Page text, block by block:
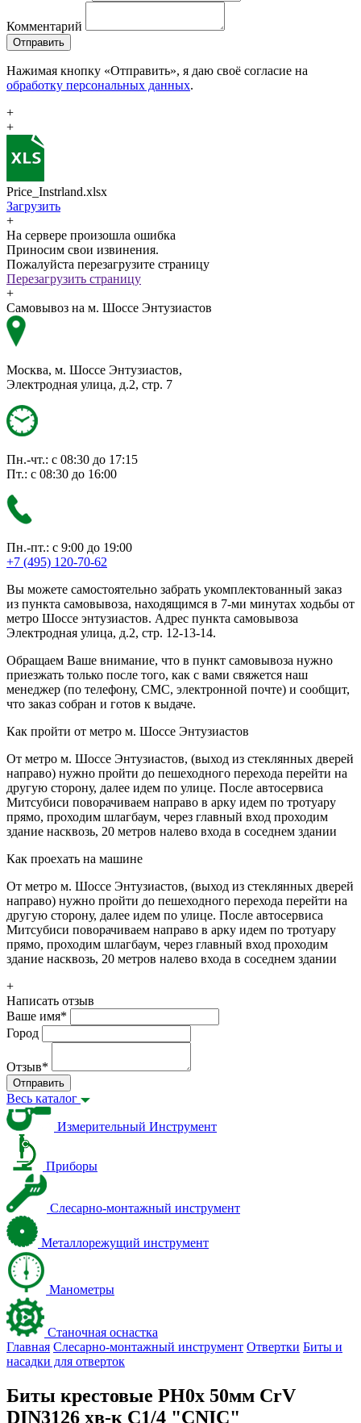
Комментарий
Отправить
Нажимая кнопку «Отправить», я даю своё согласие на
обработку персональных данных.
+
+
Price_Instrland.xlsx
Загрузить
+
На сервере произошла ошибка
Приносим свои извинения.
Пожалуйста перезагрузите страницу
Перезагрузить страницу
+
Самовывоз на м. Шоссе Энтузиастов
Москва, м. Шоссе Энтузиастов,
Электродная улица, д.2, стр. 7
Пн.-чт.: с 08:30 до 17:15
Пт.: с 08:30 до 16:00
Пн.-пт.: с 9:00 до 19:00
+7 (495) 120-70-62
Вы можете самостоятельно забрать укомплектованный заказ
из пункта самовывоза, находящимся в 7-ми минутах ходьбы от
метро Шоссе энтузиастов. Адрес пункта самовывоза
Электродная улица, д.2, стр. 12-13-14.
Обращаем Ваше внимание, что в пункт самовывоза нужно
приезжать только после того, как с вами свяжется наш
менеджер (по телефону, СМС, электронной почте) и сообщит,
что заказ собран и готов к выдаче.
Как пройти от метро м. Шоссе Энтузиастов
От метро м. Шоссе Энтузиастов, (выход из стеклянных дверей
направо) нужно пройти до пешеходного перехода перейти на
другую сторону, далее идем по улице. После автосервиса
Митсубиси поворачиваем направо в арку идем по тротуару
прямо, проходим шлагбаум, через главный вход проходим
здание насквозь, 20 метров налево входа в соседнем здании
Как проехать на машине
От метро м. Шоссе Энтузиастов, (выход из стеклянных дверей
направо) нужно пройти до пешеходного перехода перейти на
другую сторону, далее идем по улице. После автосервиса
Митсубиси поворачиваем направо в арку идем по тротуару
прямо, проходим шлагбаум, через главный вход проходим
здание насквозь, 20 метров налево входа в соседнем здании
+
Написать отзыв
Ваше имя*
Город
Отзыв*
Отправить
Весь каталог
Измерительный Инструмент
Приборы
Слесарно-монтажный инструмент
Металлорежущий инструмент
Манометры
Станочная оснастка
Главная Слесарно-монтажный инструмент Отвертки Биты и
насадки для отверток
Биты крестовые РН0х 50мм CrV
DIN3126 хв-к С1/4 "CNIC"